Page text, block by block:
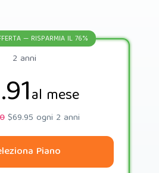
— RISPARMIA IL 76%
2 anni
al mese
$69.95 ogni 2 anni
Piano